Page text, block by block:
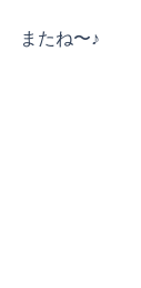
またね〜♪